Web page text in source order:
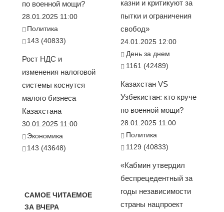
по военной мощи?
28.01.2025 11:00
Политика
143 (40833)
Рост НДС и
изменения налоговой
системы коснутся
малого бизнеса
Казахстана
30.01.2025 11:00
Экономика
143 (43648)
САМОЕ ЧИТАЕМОЕ
ЗА ВЧЕРА
казни и критикуют за
пытки и ограничения
свобод»
24.01.2025 12:00
День за днем
1161 (42489)
Казахстан VS
Узбекистан: кто круче
по военной мощи?
28.01.2025 11:00
Политика
1129 (40833)
«Кабмин утвердил
беспрецедентный за
годы независимости
страны нацпроект